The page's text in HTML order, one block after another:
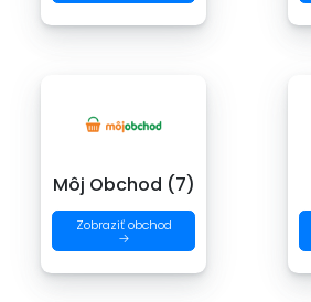
Môj Obchod (7)
Zobraziť obchod
→